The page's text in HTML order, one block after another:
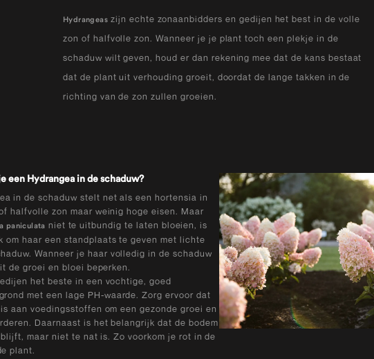
Hydrangeas zijn echte zonaanbidders en gedijen het best in de volle
zon of halfvolle zon. Wanneer je je plant toch een plekje in de
schaduw wilt geven, houd er dan rekening mee dat de kans bestaat
dat de plant uit verhouding groeit, doordat de lange takken in de
richting van de zon zullen groeien.
een Hydrangea in de schaduw?
in de schaduw stelt net als een hortensia in
halfvolle zon maar weinig hoge eisen. Maar
paniculata niet te uitbundig te laten bloeien, is
om haar een standplaats te geven met lichte
Wanneer je haar volledig in de schaduw
de groei en bloei beperken.
het beste in een vochtige, goed
met een lage PH-waarde. Zorg ervoor dat
aan voedingsstoffen om een gezonde groei en
Daarnaast is het belangrijk dat de bodem
maar niet te nat is. Zo voorkom je rot in de
plant.